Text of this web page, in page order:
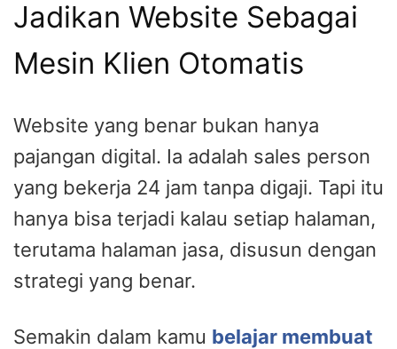
Jadikan Website Sebagai
Mesin Klien Otomatis
Website yang benar bukan hanya
pajangan digital. Ia adalah sales person
yang bekerja 24 jam tanpa digaji. Tapi itu
hanya bisa terjadi kalau setiap halaman,
terutama halaman jasa, disusun dengan
strategi yang benar.
Semakin dalam kamu belajar membuat